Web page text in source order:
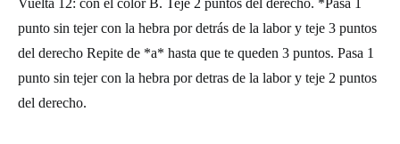
Vuelta 12: con el color B. Teje 2 puntos del derecho. *Pasa 1
punto sin tejer con la hebra por detrás de la labor y teje 3 puntos
del derecho Repite de *a* hasta que te queden 3 puntos. Pasa 1
punto sin tejer con la hebra por detras de la labor y teje 2 puntos
del derecho.